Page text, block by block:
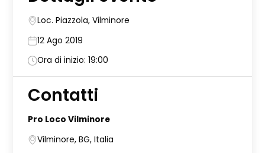
Loc. Piazzola, Vilminore
12 Ago 2019
Ora di inizio: 19:00
Contatti
Pro Loco Vilminore
Vilminore, BG, Italia